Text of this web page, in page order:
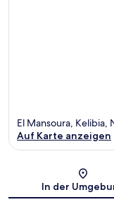
El Mansoura,
Auf Karte anzeigen
In der